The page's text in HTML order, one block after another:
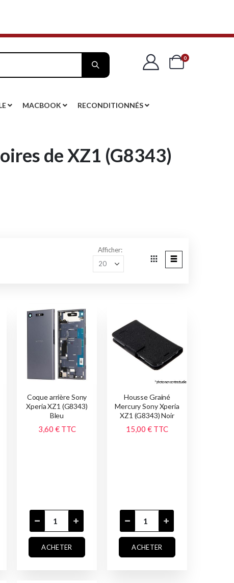
Cart
0articles
MACBOOK RECONDITIONNÉS
de XZ1 (G8343)
Afficher
Afficher
GrilleListe
Coque arrière Sony
Xperia XZ1 (G8343)
Bleu
3,60 € TTC
ACHETER
Housse Grainé
Mercury Sony Xperia
XZ1 (G8343) Noir
15,00 € TTC
ACHETER